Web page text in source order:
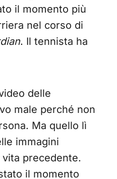
il momento più
nel corso di
. Il tennista ha
delle
male perché non
Ma quello lì
immagini
precedente.
il momento